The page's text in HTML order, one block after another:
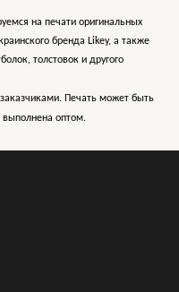
на печати оригинальных
бренда Likey, а также
толстовок и другого
Печать может быть
выполнена оптом.